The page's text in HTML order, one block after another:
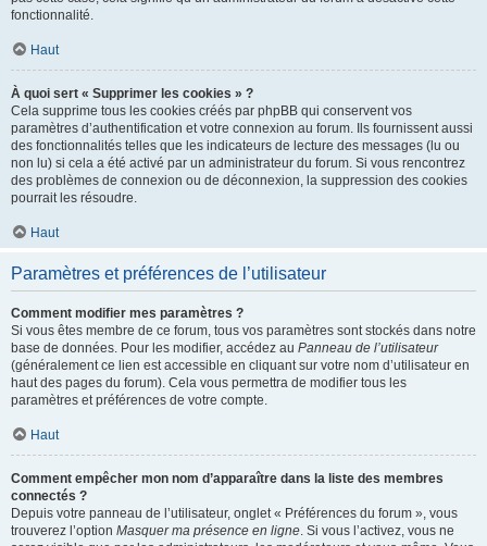
fonctionnalité.
Haut
À quoi sert « Supprimer les cookies » ?
Cela supprime tous les cookies créés par phpBB qui conservent vos
paramètres d’authentification et votre connexion au forum. Ils fournissent aussi
des fonctionnalités telles que les indicateurs de lecture des messages (lu ou
non lu) si cela a été activé par un administrateur du forum. Si vous rencontrez
des problèmes de connexion ou de déconnexion, la suppression des cookies
pourrait les résoudre.
Haut
Paramètres et préférences de l’utilisateur
Comment modifier mes paramètres ?
Si vous êtes membre de ce forum, tous vos paramètres sont stockés dans notre
base de données. Pour les modifier, accédez au Panneau de l’utilisateur
(généralement ce lien est accessible en cliquant sur votre nom d’utilisateur en
haut des pages du forum). Cela vous permettra de modifier tous les
paramètres et préférences de votre compte.
Haut
Comment empêcher mon nom d’apparaître dans la liste des membres
connectés ?
Depuis votre panneau de l’utilisateur, onglet « Préférences du forum », vous
trouverez l’option Masquer ma présence en ligne. Si vous l’activez, vous ne